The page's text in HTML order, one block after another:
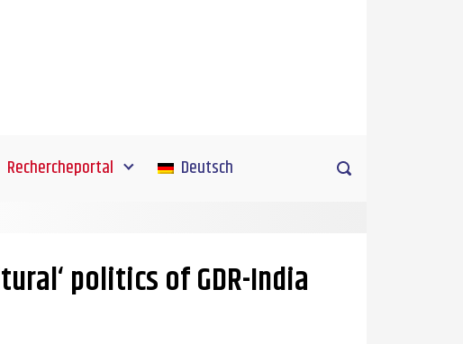
Rechercheportal Deutsch
politics of GDR-India